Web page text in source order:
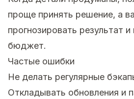
проще принять решение, а
прогнозировать результат
бюджет.
Частые ошибки
Не делать регулярные
Откладывать обновления и